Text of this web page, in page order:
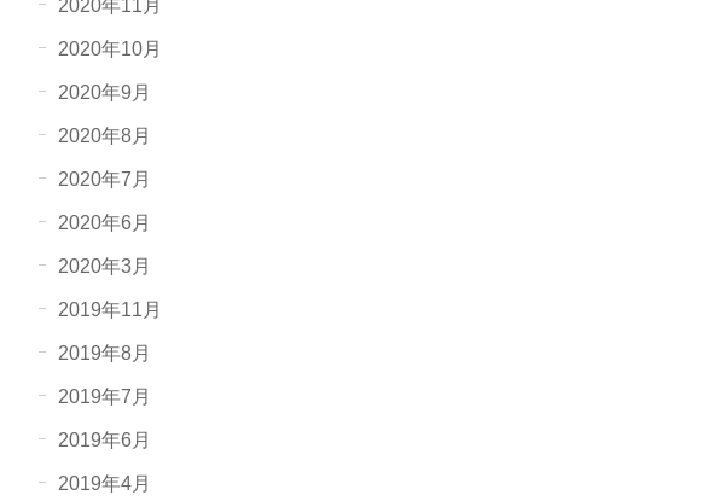
2020年11月
2020年10月
2020年9月
2020年8月
2020年7月
2020年6月
2020年3月
2019年11月
2019年8月
2019年7月
2019年6月
2019年4月